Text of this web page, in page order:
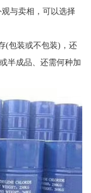
与卖相，可以选择
(包装或不包装)，还
半成品、还需何种加